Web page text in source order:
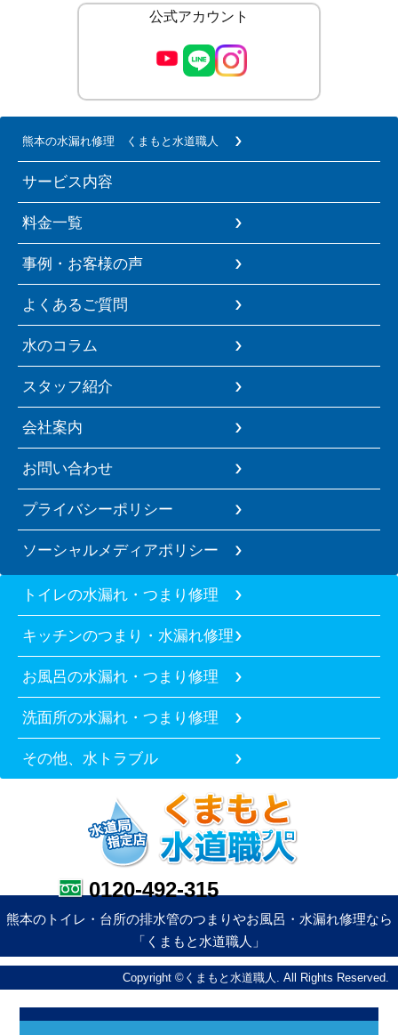
公式アカウント
熊本の水漏れ修理 くまもと水道職人
サービス内容
料金一覧
事例・お客様の声
よくあるご質問
水のコラム
スタッフ紹介
会社案内
お問い合わせ
プライバシーポリシー
ソーシャルメディアポリシー
トイレの水漏れ・つまり修理
キッチンのつまり・水漏れ修理
お風呂の水漏れ・つまり修理
洗面所の水漏れ・つまり修理
その他、水トラブル
0120-492-315
熊本のトイレ・台所の排水管のつまりやお風呂・水漏れ修理なら
「くまもと水道職人」
Copyright ©くまもと水道職人. All Rights Reserved.